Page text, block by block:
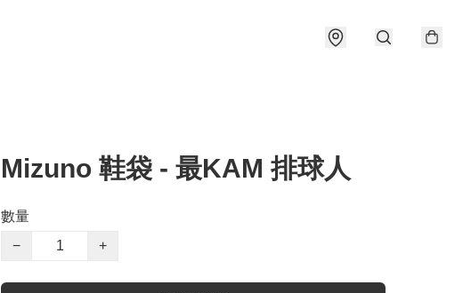
Mizuno 鞋袋 - 最KAM 排球人
數量
−
+